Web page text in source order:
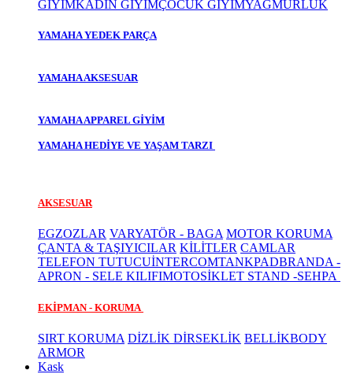
GİYİMKADIN GİYİMÇOCUK GİYİMYAĞMURLUK
YAMAHA YEDEK PARÇA
YAMAHA AKSESUAR
YAMAHA APPAREL GİYİM
YAMAHA HEDİYE VE YAŞAM TARZI
AKSESUAR
EGZOZLAR VARYATÖR - BAGA MOTOR KORUMA
ÇANTA & TAŞIYICILAR KİLİTLER CAMLAR
TELEFON TUTUCUİNTERCOMTANKPADBRANDA -
APRON - SELE KILIFIMOTOSİKLET STAND -SEHPA
EKİPMAN - KORUMA
SIRT KORUMA DİZLİK DİRSEKLİK BELLİKBODY
ARMOR
Kask